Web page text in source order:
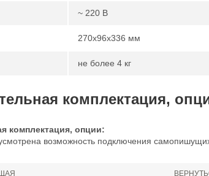
~ 220 В
270x96x336 мм
не более 4 кг
комплектация,
комплектация, опции:
возможность подключения